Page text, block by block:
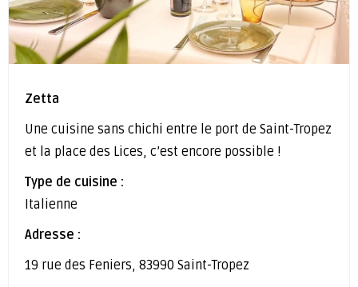
Zetta
Une cuisine sans chichi entre le port de Saint-Tropez
et la place des Lices, c’est encore possible !
Type de cuisine :
Italienne
Adresse :
19 rue des Feniers, 83990 Saint-Tropez